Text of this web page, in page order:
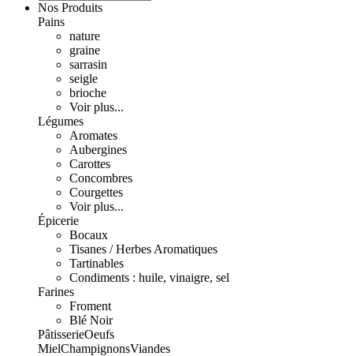
Nos Produits
Pains
nature
graine
sarrasin
seigle
brioche
Voir plus...
Légumes
Aromates
Aubergines
Carottes
Concombres
Courgettes
Voir plus...
Épicerie
Bocaux
Tisanes / Herbes Aromatiques
Tartinables
Condiments : huile, vinaigre, sel
Farines
Froment
Blé Noir
PâtisserieOeufs
MielChampignonsViandes